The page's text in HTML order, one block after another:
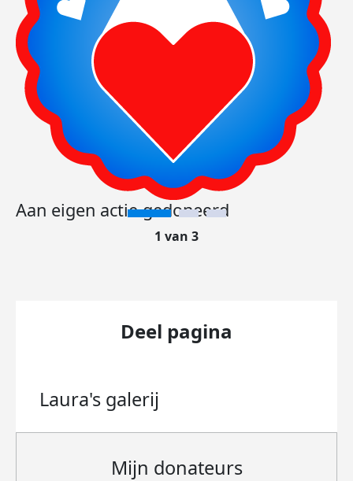
Aan eigen actie gedoneerd
1 van 3
Deel pagina
Laura's galerij
Mijn donateurs